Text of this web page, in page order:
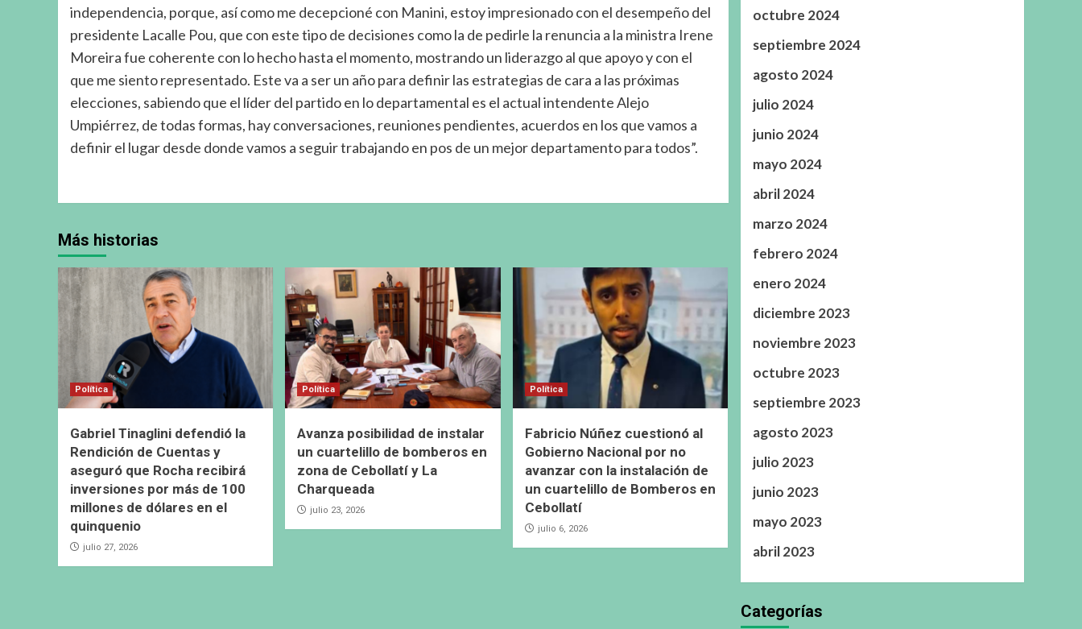
independencia, porque, así como me decepcioné con Manini, estoy impresionado con el desempeño del
presidente Lacalle Pou, que con este tipo de decisiones como la de pedirle la renuncia a la ministra Irene
Moreira fue coherente con lo hecho hasta el momento, mostrando un liderazgo al que apoyo y con el
que me siento representado. Este va a ser un año para definir las estrategias de cara a las próximas
elecciones, sabiendo que el líder del partido en lo departamental es el actual intendente Alejo
Umpiérrez, de todas formas, hay conversaciones, reuniones pendientes, acuerdos en los que vamos a
definir el lugar desde donde vamos a seguir trabajando en pos de un mejor departamento para todos”.
Más historias
Política
Gabriel Tinaglini defendió la
Rendición de Cuentas y
aseguró que Rocha recibirá
inversiones por más de 100
millones de dólares en el
quinquenio
julio 27, 2026
Política
Avanza posibilidad de instalar
un cuartelillo de bomberos en
zona de Cebollatí y La
Charqueada
julio 23, 2026
Política
Fabricio Núñez cuestionó al
Gobierno Nacional por no
avanzar con la instalación de
un cuartelillo de Bomberos en
Cebollatí
julio 6, 2026
octubre 2024
septiembre 2024
agosto 2024
julio 2024
junio 2024
mayo 2024
abril 2024
marzo 2024
febrero 2024
enero 2024
diciembre 2023
noviembre 2023
octubre 2023
septiembre 2023
agosto 2023
julio 2023
junio 2023
mayo 2023
abril 2023
Categorías